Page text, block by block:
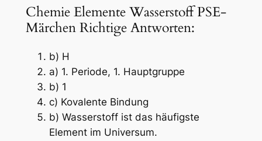
Chemie Elemente Wasserstoff PSE-
Märchen Richtige Antworten:
b) H
a) 1. Periode, 1. Hauptgruppe
b) 1
c) Kovalente Bindung
b) Wasserstoff ist das häufigste
Element im Universum.